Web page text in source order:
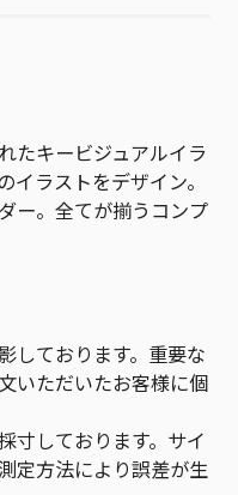
たキービジュアルイラ
ラストをデザイン。
ー。全てが揃うコンプ
しております。重要な
いただいたお客様に個
寸しております。サイ
定方法により誤差が生